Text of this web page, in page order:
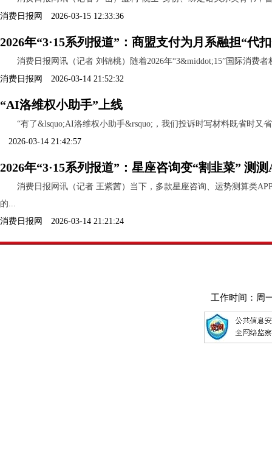
消费日报网 2026-03-15 12:33:36
2026年“3·15系列报道”：商盟支付为月系融担“代
消费日报网讯（记者 刘锦桃）随着2026年“3&middot;15”国际消
消费日报网 2026-03-14 21:52:32
“AI洛维权小助手”上线
“有了&lsquo;AI洛维权小助手&rsquo;，我们投诉时写材料既省时又
2026-03-14 21:42:57
2026年“3·15系列报道”：星座咨询变“割韭菜” 测
消费日报网讯（记者 王紫茜）当下，多款星座咨询、运势测算类
的...
消费日报网 2026-03-14 21:21:24
工作时间：周